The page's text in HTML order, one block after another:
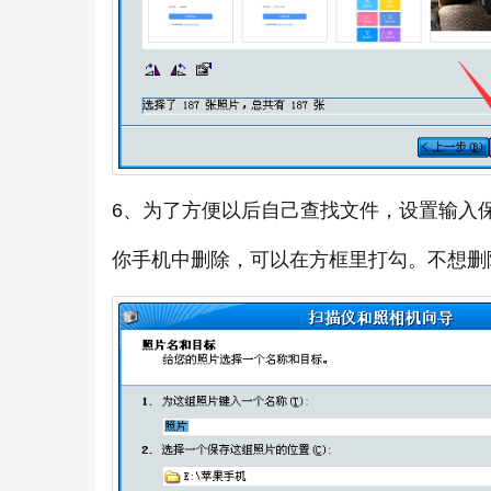
6、为了方便以后自己查找文件，设置输入
你手机中删除，可以在方框里打勾。不想